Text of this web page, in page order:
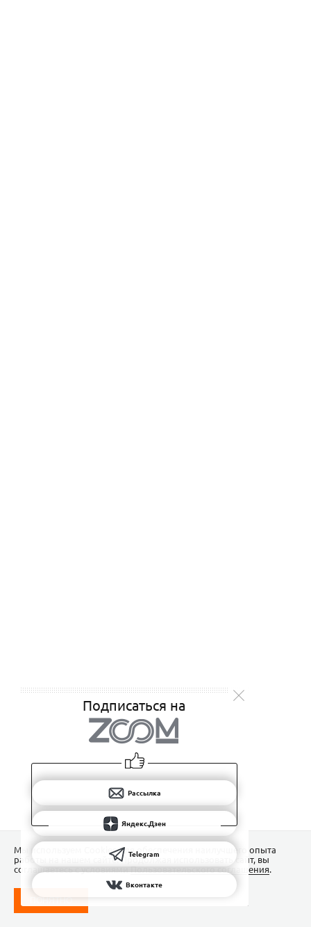
Подписаться на
Рассылка
Яндекс.Дзен
Telegram
Вконтакте
Мы используем Сookies для обеспечения наилучшего опыта
работы на нашем сайте. Продолжая использовать сайт, вы
соглашаетесь с условиямиПользовательского соглашения.
ПОНЯТНО